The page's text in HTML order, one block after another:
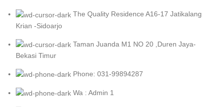
The Quality Residence A16-17 Jatikalang
Krian -Sidoarjo
Taman Juanda M1 NO 20 ,Duren Jaya-
Bekasi Timur
Phone: 031-99894287
Wa : Admin 1